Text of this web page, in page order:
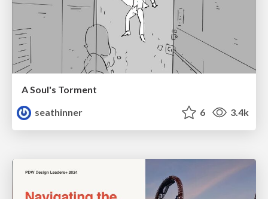
A Soul's Torment
seathinner
6 3.4k